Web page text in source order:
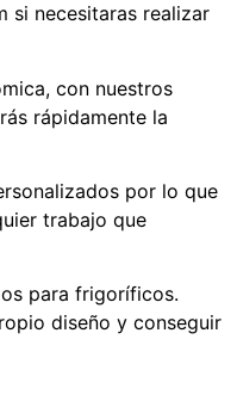
si necesitaras realizar
con nuestros
rápidamente la
por lo que
trabajo que
para frigoríficos.
diseño y conseguir